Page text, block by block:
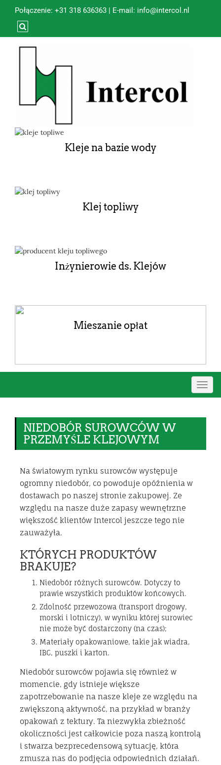
Połączenie: +31 318 636363 | E-mail: info@intercol.nl
Kleje na bazie wody
Klej topliwy
Inżynierowie ds. Klejów
Mieszanie opłat
NIEDOBÓR SUROWCÓW W
PRZEMYŚLE KLEJOWYM
Na światowym rynku surowców występuje
ogromny niedobór, co powoduje opóźnienia w
dostawach po naszej stronie zakupowej. Ze
względu na nasze duże zapasy wewnętrzne
większość klientów Intercol jeszcze tego nie
zauważyła.
KTÓRYCH PRODUKTÓW
BRAKUJE?
Niedobór różnych surowców. Dotyczy to
prawie wszystkich produktów końcowych.
Zdolność przewozowa (transport drogowy,
morski i lotniczy), w wyniku której surowiec
nie może być dostarczony (na czas);
Materiały opakowaniowe, takie jak wiadra,
IBC, puszki i karton.
Niedobór surowców pojawia się również w
momencie, gdy istnieje większe
zapotrzebowanie na nasze kleje ze względu na
zwiększoną aktywność, na przykład w branży
opakowań z tektury. Ta niezwykła zbieżność
okoliczności jest całkowicie poza naszą kontrolą
i stwarza bezprecedensową sytuację, która
zmusza nas do podjęcia odpowiednich działań.